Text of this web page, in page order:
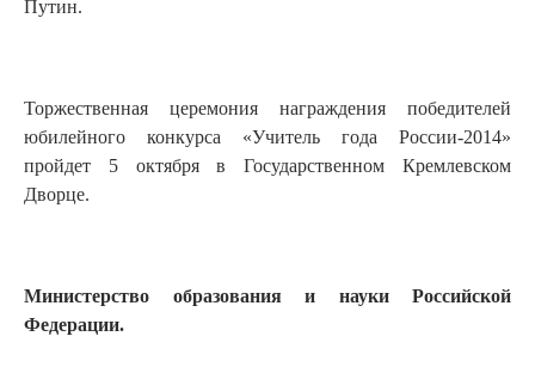
Путин.
Торжественная церемония награждения победителей
юбилейного конкурса «Учитель года России-2014»
пройдет 5 октября в Государственном Кремлевском
Дворце.​
Министерство образования и науки Российской
Федерации.